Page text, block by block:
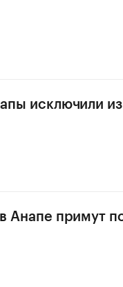
исключили
Анапе примут